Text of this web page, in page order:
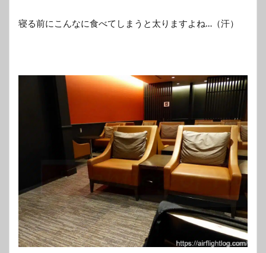
寝る前にこんなに食べてしまうと太りますよね…（汗）